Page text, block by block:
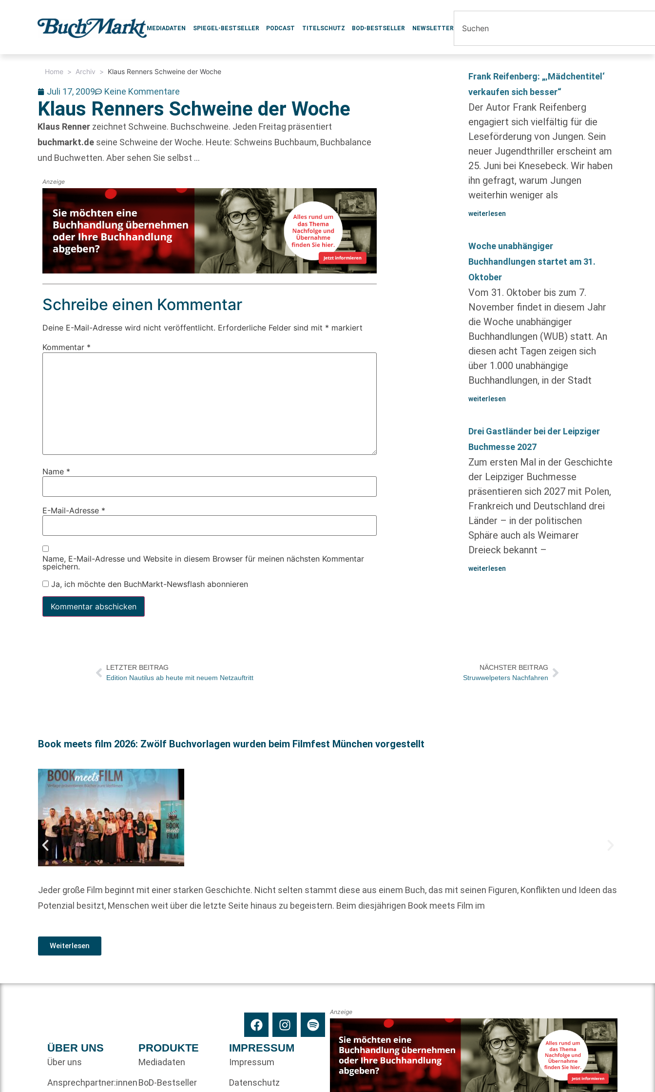
MEDIADATEN SPIEGEL-BESTSELLER PODCAST TITELSCHUTZ BOD-BESTSELLER NEWSLETTER
Home > Archiv > Klaus Renners Schweine der Woche
Juli 17, 2009 Keine Kommentare
Klaus Renners Schweine der Woche
Klaus Renner zeichnet Schweine. Buchschweine. Jeden Freitag präsentiert
buchmarkt.de seine Schweine der Woche. Heute: Schweins Buchbaum, Buchbalance
und Buchwetten. Aber sehen Sie selbst …
Anzeige
Schreibe einen Kommentar
Deine E-Mail-Adresse wird nicht veröffentlicht. Erforderliche Felder sind mit * markiert
Kommentar *
Name *
E-Mail-Adresse *
Name, E-Mail-Adresse und Website in diesem Browser für meinen nächsten Kommentar
speichern.
Ja, ich möchte den BuchMarkt-Newsflash abonnieren
Frank Reifenberg: „‚Mädchentitel‘
verkaufen sich besser“
Der Autor Frank Reifenberg
engagiert sich vielfältig für die
Leseförderung von Jungen. Sein
neuer Jugendthriller erscheint am
25. Juni bei Knesebeck. Wir haben
ihn gefragt, warum Jungen
weiterhin weniger als
weiterlesen
Woche unabhängiger
Buchhandlungen startet am 31.
Oktober
Vom 31. Oktober bis zum 7.
November findet in diesem Jahr
die Woche unabhängiger
Buchhandlungen (WUB) statt. An
diesen acht Tagen zeigen sich
über 1.000 unabhängige
Buchhandlungen, in der Stadt
weiterlesen
Drei Gastländer bei der Leipziger
Buchmesse 2027
Zum ersten Mal in der Geschichte
der Leipziger Buchmesse
präsentieren sich 2027 mit Polen,
Frankreich und Deutschland drei
Länder – in der politischen
Sphäre auch als Weimarer
Dreieck bekannt –
weiterlesen
LETZTER BEITRAG
Edition Nautilus ab heute mit neuem Netzauftritt
NÄCHSTER BEITRAG
Struwwelpeters Nachfahren
Book meets film 2026: Zwölf Buchvorlagen wurden beim Filmfest München vorgestellt
Jeder große Film beginnt mit einer starken Geschichte. Nicht selten stammt diese aus einem Buch, das mit seinen Figuren, Konflikten und Ideen das
Potenzial besitzt, Menschen weit über die letzte Seite hinaus zu begeistern. Beim diesjährigen Book meets Film im
Weiterlesen
ÜBER UNS
Über uns
Ansprechpartner:innen
PRODUKTE
Mediadaten
BoD-Bestseller
IMPRESSUM
Impressum
Datenschutz
Anzeige